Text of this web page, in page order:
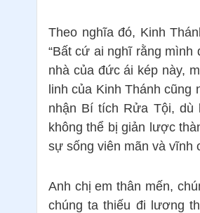
Theo nghĩa đó, Kinh
“Bất cứ ai nghĩ rằng
nhà của đức ái kép này,
linh của Kinh Thánh
nhận Bí tích Rửa Tội, dù
không thể bị giản lược
sự sống viên mãn và vĩnh
Anh chị em thân mến,
chúng ta thiếu đi lương